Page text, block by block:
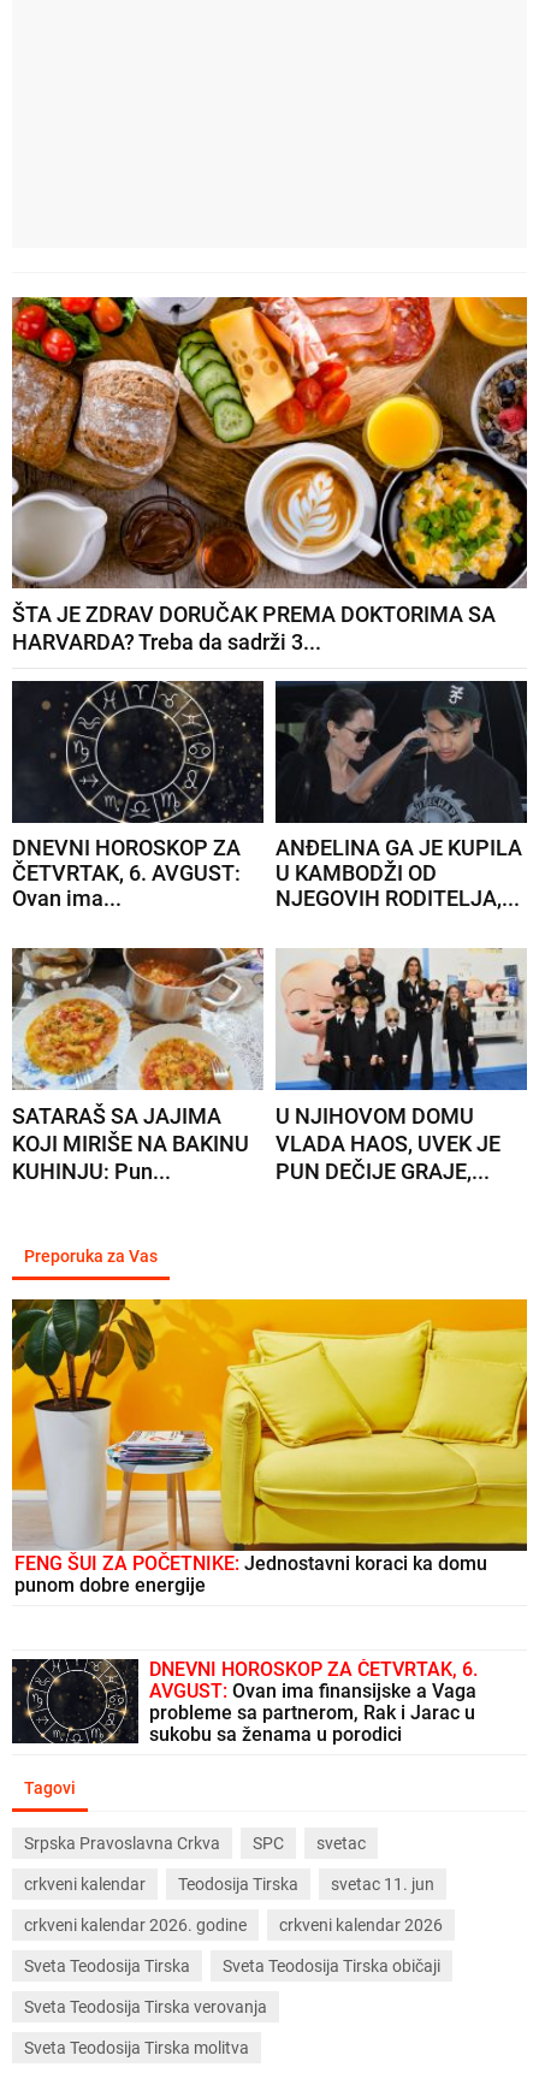
ŠTA JE ZDRAV DORUČAK PREMA DOKTORIMA SA
HARVARDA? Treba da sadrži 3...
DNEVNI HOROSKOP ZA
ČETVRTAK, 6. AVGUST:
Ovan ima...
ANĐELINA GA JE KUPILA
U KAMBODŽI OD
NJEGOVIH RODITELJA,...
SATARAŠ SA JAJIMA
KOJI MIRIŠE NA BAKINU
KUHINJU: Pun...
U NJIHOVOM DOMU
VLADA HAOS, UVEK JE
PUN DEČIJE GRAJE,...
Preporuka za Vas
FENG ŠUI ZA POČETNIKE: Jednostavni koraci ka domu
punom dobre energije
DNEVNI HOROSKOP ZA ČETVRTAK, 6.
AVGUST: Ovan ima finansijske a Vaga
probleme sa partnerom, Rak i Jarac u
sukobu sa ženama u porodici
Tagovi
Srpska Pravoslavna Crkva SPC svetac
crkveni kalendar Teodosija Tirska svetac 11. jun
crkveni kalendar 2026. godine crkveni kalendar 2026
Sveta Teodosija Tirska Sveta Teodosija Tirska običaji
Sveta Teodosija Tirska verovanja
Sveta Teodosija Tirska molitva